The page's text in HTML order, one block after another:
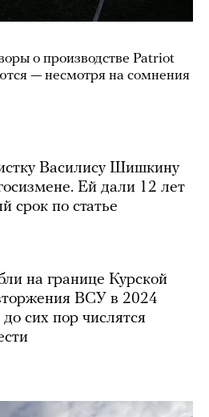
о производстве Patriot
— несмотря на сомнения
Василису Шишкину
Ей дали 12 лет
срок по статье
на границе Курской
ВСУ в 2024
сих пор числятся